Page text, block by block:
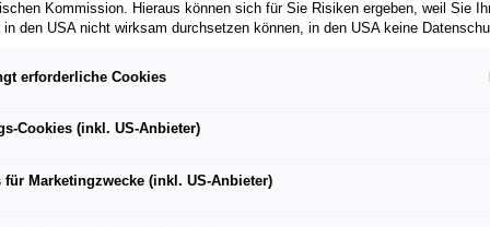
Online-Schadensmeldung
Dein Unfall Spezialist in der Nähe hilft
Hagel- und Unfallschäden
Kommission. Hieraus können sich für Sie Risiken ergeben, weil Sie
in den USA nicht wirksam durchsetzen können, in den USA keine
einen Zugriff auf Daten erlangen können, wobei Eingriffe in Ihre
Freiheiten nicht auf das absolut Notwendige beschränkt sind.
Sie damit auch gemäß Art 49 Abs 1 lit a) DSGVO der Übermittlung
Cookies enthaltenen personenbezogenen Daten zu. Details zu
Webseite.
erforderliche Cookies
Cookies (inkl. US-Anbieter)
für Marketingzwecke (inkl. US-Anbieter)